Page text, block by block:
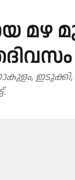
മഴ